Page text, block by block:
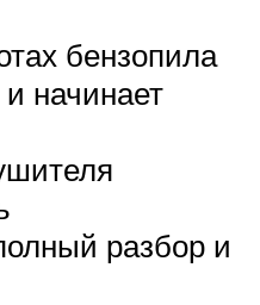
бензопила
и начинает
разбор и